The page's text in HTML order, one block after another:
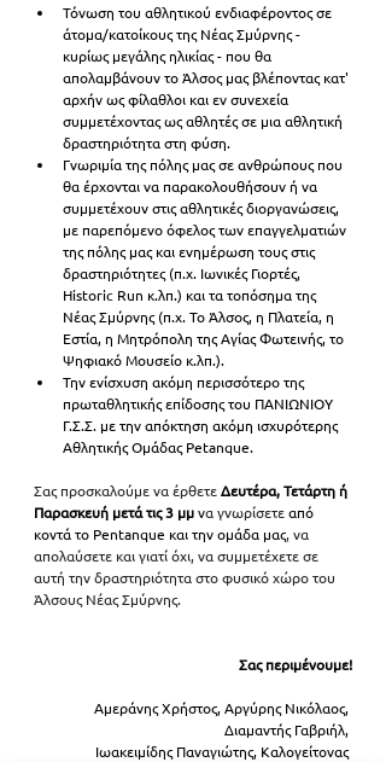
Τόνωση του αθλητικού ενδιαφέροντος σε
άτομα/κατοίκους της Νέας Σμύρνης -
κυρίως μεγάλης ηλικίας - που θα
απολαμβάνουν το Άλσος μας βλέποντας κατ'
αρχήν ως φίλαθλοι και εν συνεχεία
συμμετέχοντας ως αθλητές σε μια αθλητική
δραστηριότητα στη φύση.
Γνωριμία της πόλης μας σε ανθρώπους που
θα έρχονται να παρακολουθήσουν ή να
συμμετέχουν στις αθλητικές διοργανώσεις,
με παρεπόμενο όφελος των επαγγελματιών
της πόλης μας και ενημέρωση τους στις
δραστηριότητες (π.χ. Ιωνικές Γιορτές,
Historic Run κ.λπ.) και τα τοπόσημα της
Νέας Σμύρνης (π.χ. Το Άλσος, η Πλατεία, η
Εστία, η Μητρόπολη της Αγίας Φωτεινής, το
Ψηφιακό Μουσείο κ.λπ.).
Την ενίσχυση ακόμη περισσότερο της
πρωταθλητικής επίδοσης του ΠΑΝΙΩΝΙΟΥ
Γ.Σ.Σ. με την απόκτηση ακόμη ισχυρότερης
Αθλητικής Ομάδας Petanque.
Σας προσκαλούμε να έρθετε Δευτέρα, Τετάρτη ή
Παρασκευή μετά τις 3 μμ να γνωρίσετεαπό
κοντά το Pentanque και την ομάδα μας, να
απολαύσετε και γιατί όχι, να συμμετέχετε σε
αυτή την δραστηριότητα στο φυσικό χώρο του
Άλσους Νέας Σμύρνης.
Σας περιμένουμε!
Αμεράνης Χρήστος, Αργύρης Νικόλαος,
Διαμαντής Γαβριήλ,
Ιωακειμίδης Παναγιώτης, Καλογείτονας